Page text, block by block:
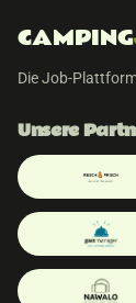
CAMPING
Die Job-
Unsere